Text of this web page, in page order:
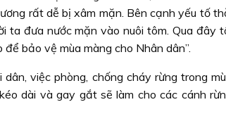
rất dễ bị xâm mặn. Bên cạnh yếu tố
ta đưa nước mặn vào nuôi tôm. Qua đây
bảo vệ mùa màng cho Nhân dân”.
việc phòng, chống cháy rừng trong
dài và gay gắt sẽ làm cho các cánh